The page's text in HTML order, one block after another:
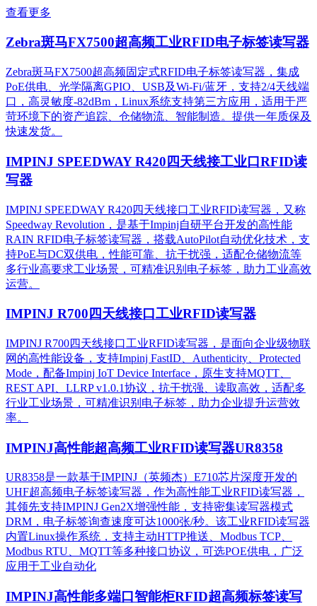
查看更多
Zebra斑马FX7500超高频工业RFID电子标签读写器
Zebra斑马FX7500超高频固定式RFID电子标签读写器，集成
PoE供电、光学隔离GPIO、USB及Wi-Fi/蓝牙，支持2/4天线端
口，高灵敏度-82dBm，Linux系统支持第三方应用，适用于严
苛环境下的资产追踪、仓储物流、智能制造。提供一年质保及
快速发货。
IMPINJ SPEEDWAY R420四天线接工业口RFID读
写器
IMPINJ SPEEDWAY R420四天线接口工业RFID读写器，又称
Speedway Revolution，是基于Impinj自研平台开发的高性能
RAIN RFID电子标签读写器，搭载AutoPilot自动优化技术，支
持PoE与DC双供电，性能可靠、抗干扰强，适配仓储物流等
多行业高要求工业场景，可精准识别电子标签，助力工业高效
运营。​
IMPINJ R700四天线接口工业RFID读写器
IMPINJ R700四天线接口工业RFID读写器，是面向企业级物联
网的高性能设备，支持Impinj FastID、Authenticity、Protected
Mode，配备Impinj IoT Device Interface，原生支持MQTT、
REST API、LLRP v1.0.1协议，抗干扰强、读取高效，适配多
行业工业场景，可精准识别电子标签，助力企业提升运营效
率。
IMPINJ高性能超高频工业RFID读写器UR8358
UR8358是一款基于IMPINJ（英频杰）E710芯片深度开发的
UHF超高频电子标签读写器，作为高性能工业RFID读写器，
其领先支持IMPINJ Gen2X增强性能，支持密集读写器模式
DRM，电子标签询查速度可达1000张/秒。该工业RFID读写器
内置Linux操作系统，支持主动HTTP推送、Modbus TCP、
Modbus RTU、MQTT等多种接口协议，可选POE供电，广泛
应用于工业自动化
IMPINJ高性能多端口智能柜RFID超高频标签读写